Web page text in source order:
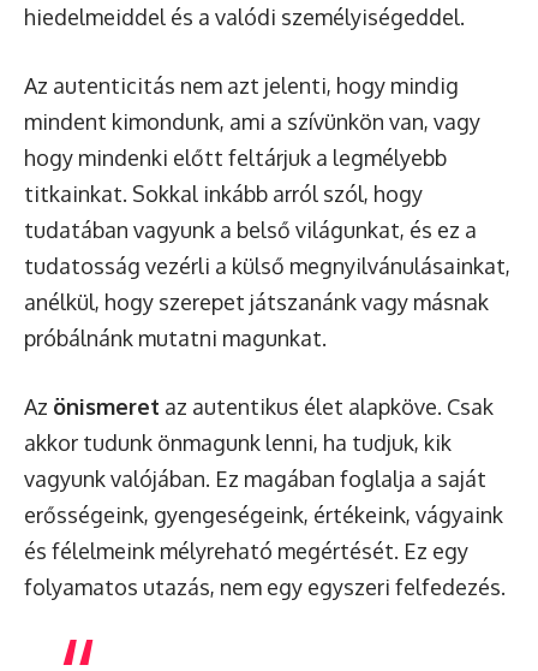
hiedelmeiddel és a valódi személyiségeddel.
Az autenticitás nem azt jelenti, hogy mindig
mindent kimondunk, ami a szívünkön van, vagy
hogy mindenki előtt feltárjuk a legmélyebb
titkainkat. Sokkal inkább arról szól, hogy
tudatában vagyunk a belső világunkat, és ez a
tudatosság vezérli a külső megnyilvánulásainkat,
anélkül, hogy szerepet játszanánk vagy másnak
próbálnánk mutatni magunkat.
Az önismeret az autentikus élet alapköve. Csak
akkor tudunk önmagunk lenni, ha tudjuk, kik
vagyunk valójában. Ez magában foglalja a saját
erősségeink, gyengeségeink, értékeink, vágyaink
és félelmeink mélyreható megértését. Ez egy
folyamatos utazás, nem egy egyszeri felfedezés.